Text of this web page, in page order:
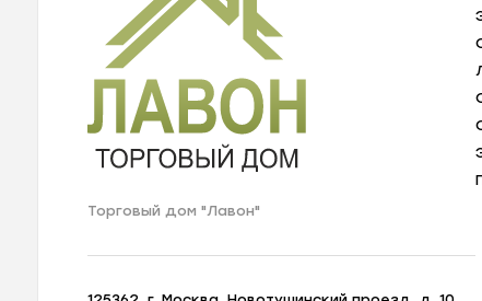
Торговый дом "Лавон"